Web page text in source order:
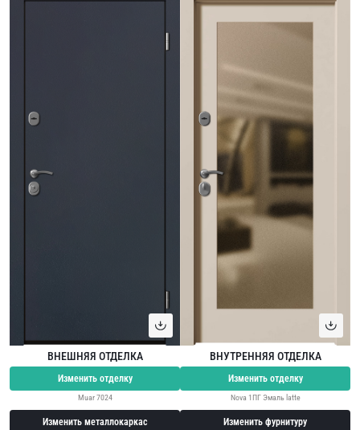
ВНЕШНЯЯ ОТДЕЛКА
Изменить отделку
Muar 7024
Изменить металлокаркас
ВНУТРЕННЯЯ ОТДЕЛКА
Изменить отделку
Nova 1ПГ Эмаль latte
Изменить фурнитуру